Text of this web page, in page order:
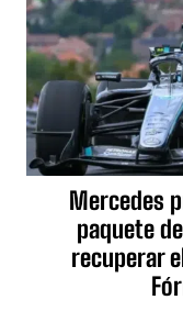
Mercedes
paquete
recuperar